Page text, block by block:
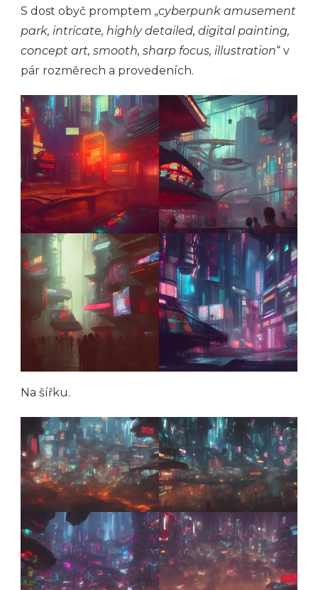
S dost obyč promptem „cyberpunk amusement
park, intricate, highly detailed, digital painting,
concept art, smooth, sharp focus, illustration“ v
pár rozměrech a provedeních.
Na šířku.